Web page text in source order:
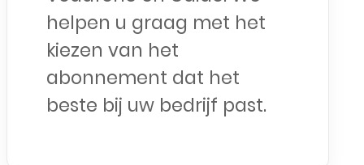
helpen u graag met het
kiezen van het
abonnement dat het
beste bij uw bedrijf past.